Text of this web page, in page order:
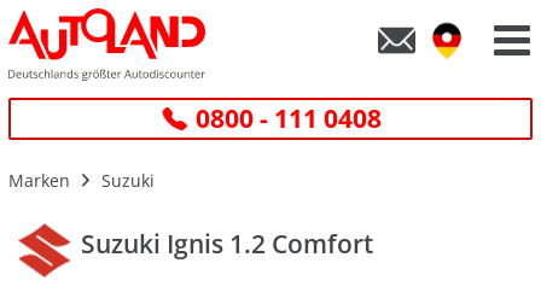
0800 - 111 0408
Marken Suzuki
Suzuki Ignis 1.2 Comfort